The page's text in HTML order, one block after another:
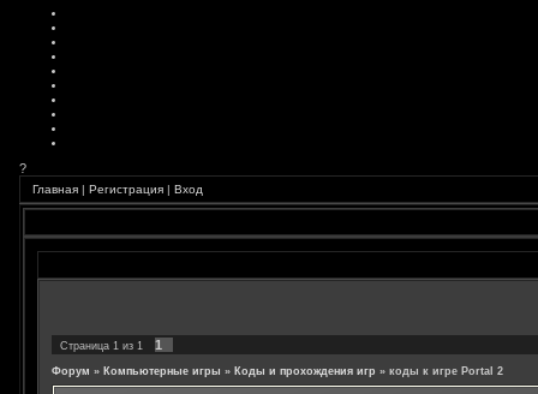
?
Главная | Регистрация | Вход
Страница 1 из 1 1
Форум » Компьютерные игры » Коды и прохождения игр » коды к игре Portal 2